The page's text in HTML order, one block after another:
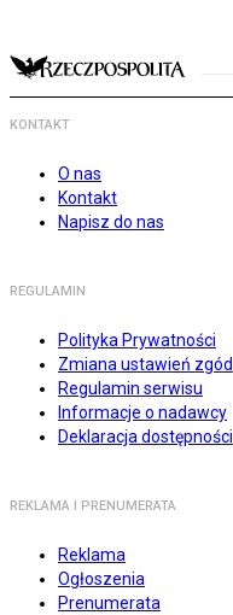
KONTAKT
O nas
Kontakt
Napisz do nas
REGULAMIN
Polityka Prywatności
Zmiana ustawień zgód
Regulamin serwisu
Informacje o nadawcy
Deklaracja dostępności
REKLAMA I PRENUMERATA
Reklama
Ogłoszenia
Prenumerata